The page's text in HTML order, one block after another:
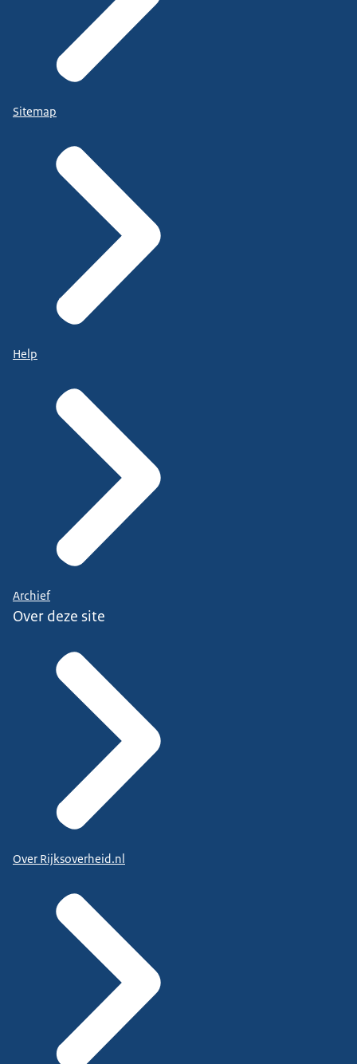
Sitemap
Help
Archief
Over deze site
Over Rijksoverheid.nl